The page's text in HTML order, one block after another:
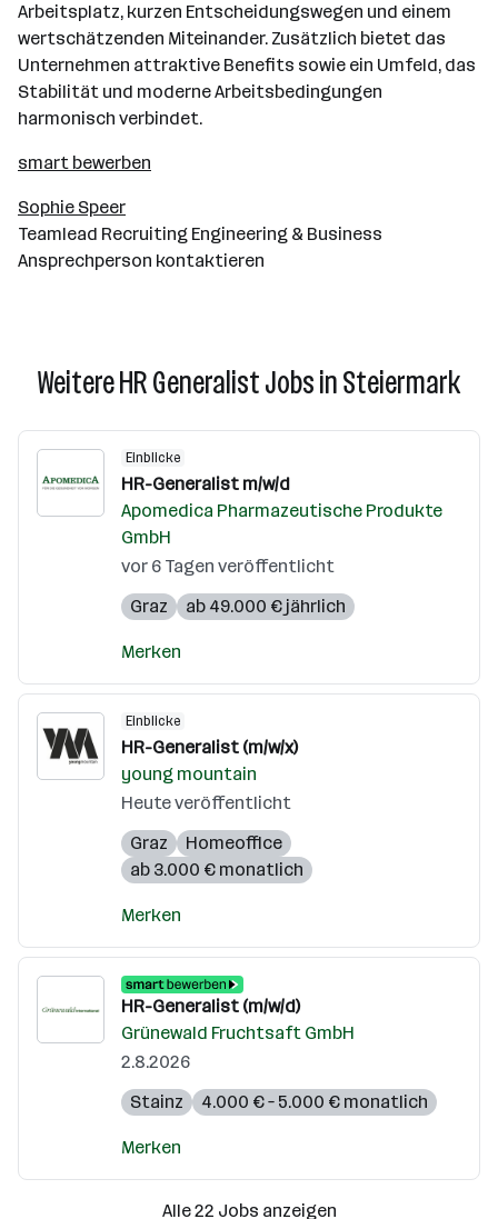
Arbeitsplatz, kurzen Entscheidungswegen und einem
wertschätzenden Miteinander. Zusätzlich bietet das
Unternehmen attraktive Benefits sowie ein Umfeld, das
Stabilität und moderne Arbeitsbedingungen
harmonisch verbindet.
smart bewerben
Sophie Speer
Teamlead Recruiting Engineering & Business
Ansprechperson kontaktieren
Weitere HR Generalist Jobs in Steiermark
Einblicke
HR-Generalist m/w/d
Apomedica Pharmazeutische Produkte
GmbH
vor 6 Tagen veröffentlicht
Graz
ab 49.000 € jährlich
Merken
Einblicke
HR-Generalist (m/w/x)
young mountain
Heute veröffentlicht
Graz
Homeoffice
ab 3.000 € monatlich
Merken
HR-Generalist (m/w/d)
Grünewald Fruchtsaft GmbH
2.8.2026
Stainz
4.000 € – 5.000 € monatlich
Merken
Alle 22 Jobs anzeigen